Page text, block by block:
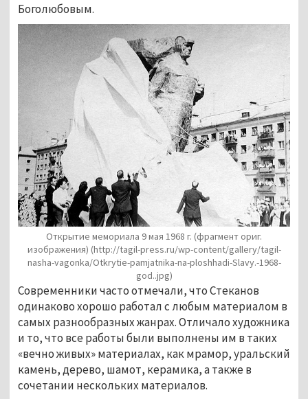
Боголюбовым.
Открытие мемориала 9 мая 1968 г. (фрагмент ориг.
изображения) (http://tagil-press.ru/wp-content/gallery/tagil-
nasha-vagonka/Otkrytie-pamjatnika-na-ploshhadi-Slavy.-1968-
god..jpg)
Современники часто отмечали, что Стеканов
одинаково хорошо работал с любым материалом в
самых разнообразных жанрах. Отличало художника
и то, что все работы были выполнены им в таких
«вечно живых» материалах, как мрамор, уральский
камень, дерево, шамот, керамика, а также в
сочетании нескольких материалов.